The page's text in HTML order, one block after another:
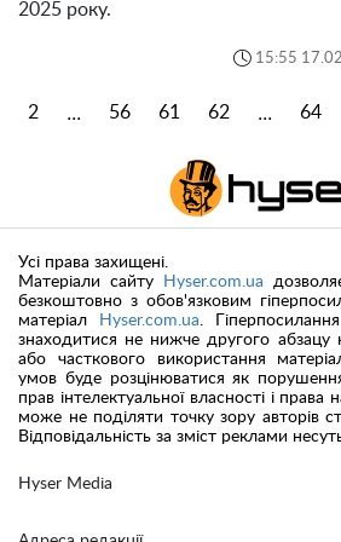
2025 року.
15:55 17.02
2 ... 56 61 62 ... 64
Hyser Media
Усі права захищені.
Матеріали сайту
Hyser.com.ua
безкоштовно з обов'язковим
матеріал
Hyser.com.ua.
знаходитися не нижче другого абзацу
або часткового використання
умов буде розцінюватися як
прав інтелектуальної власності і права
може не поділяти точку зору авторів
Відповідальність за зміст реклами